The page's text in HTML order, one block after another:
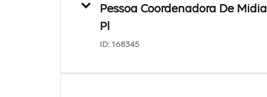
Pessoa Coordenadora De Midia
Pl
ID: 168345